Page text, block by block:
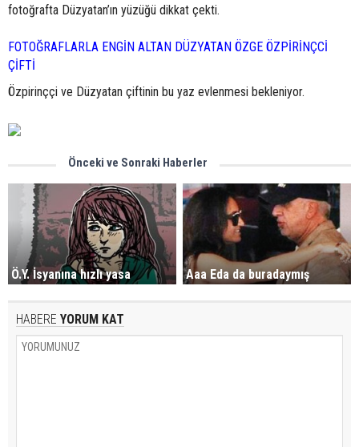
fotoğrafta Düzyatan’ın yüzüğü dikkat çekti.
FOTOĞRAFLARLA ENGİN ALTAN DÜZYATAN ÖZGE ÖZPİRİNÇCİ
ÇİFTİ
Özpirinççi ve Düzyatan çiftinin bu yaz evlenmesi bekleniyor.
Önceki ve Sonraki Haberler
Ö.Y. İsyanına hızlı yasa Aaa Eda da buradaymış
HABERE YORUM KAT